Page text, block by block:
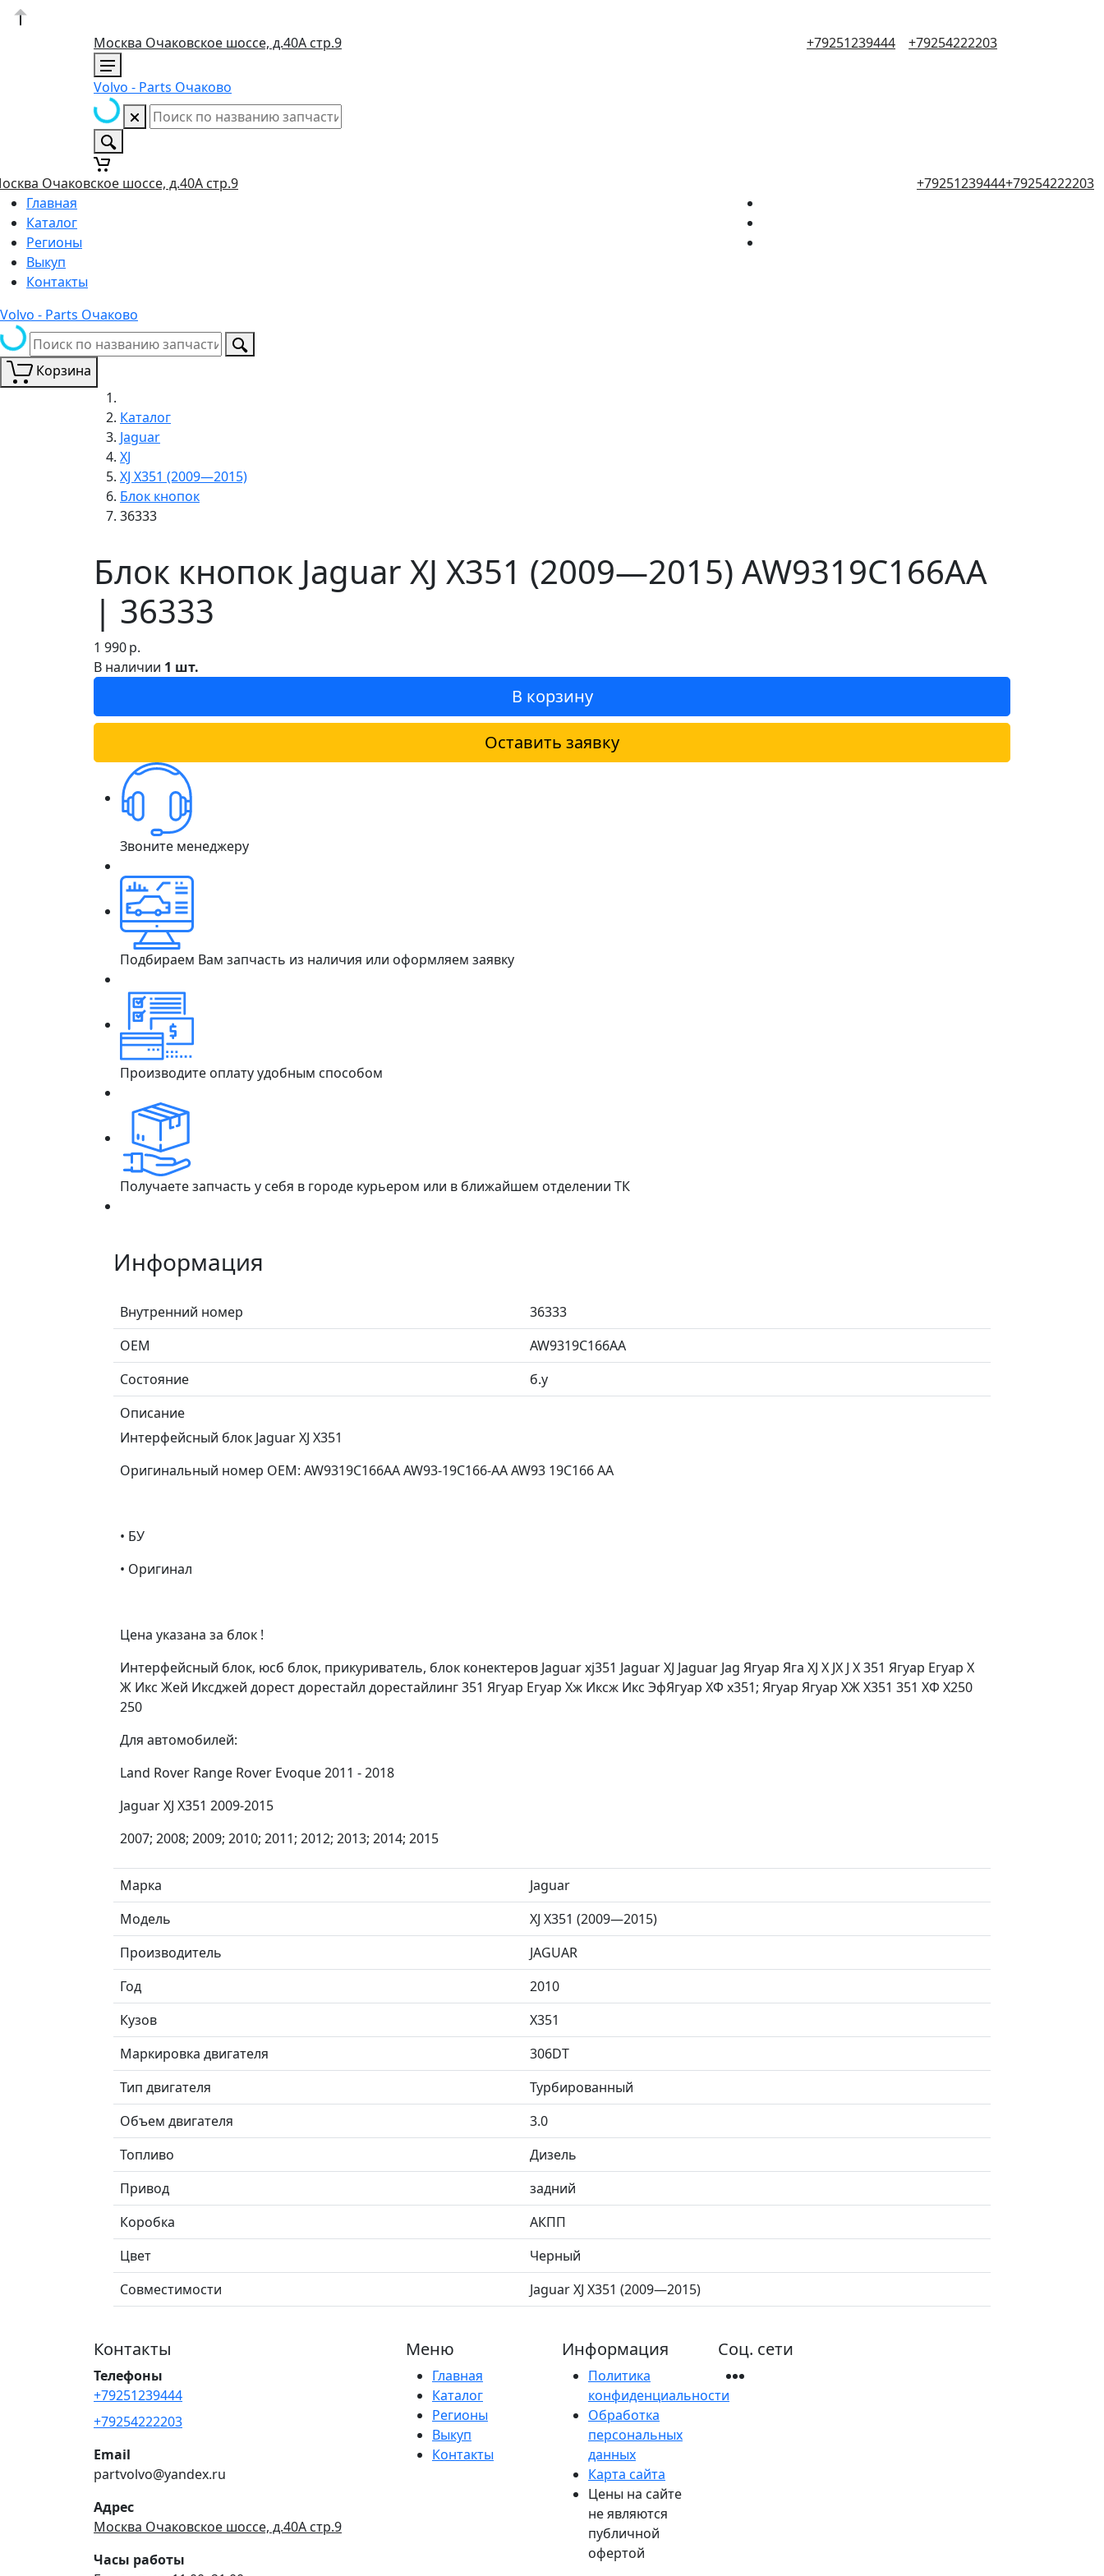
Москва Очаковское шоссе, д.40А стр.9 +79251239444 +79254222203
Volvo - Parts Очаково
Очаковское шоссе, д.40А стр.9 +79251239444+79254222203
Главная
Каталог
Регионы
Выкуп
Контакты
Volvo - Parts Очаково
Корзина
Каталог
Jaguar
XJ
XJ X351 (2009—2015)
Блок кнопок
36333
Блок кнопок Jaguar XJ X351 (2009—2015) AW9319C166AA
| 36333
1 990р.
В наличии 1 шт.
В корзину
Оставить заявку
Звоните менеджеру
Подбираем Вам запчасть из наличия или оформляем заявку
Производите оплату удобным способом
Получаете запчасть у себя в городе курьером или в ближайшем отделении ТК
Информация
Внутренний номер
36333
ОЕМ
AW9319C166AA
Состояние
б.у
Описание
Интерфейсный блок Jaguar XJ X351
Оригинальный номер OEM: AW9319C166AA AW93-19C166-AA AW93 19C166 AA
• БУ
• Оригинал
Цена указана за блок !
Интерфейсный блок, юсб блок, прикуриватель, блок конектеров Jaguar xj351 Jaguar XJ Jaguar Jag Ягуар Яга XJ X JX J Х 351 Ягуар Егуар Х
Ж Икс Жей Иксджей дорест дорестайл дорестайлинг 351 Ягуар Егуар Хж Иксж Икс ЭфЯгуар ХФ x351; Ягуар Ягуар ХЖ Х351 351 ХФ Х250
250
Для автомобилей:
Land Rover Range Rover Evoque 2011 - 2018
Jaguar XJ X351 2009-2015
2007; 2008; 2009; 2010; 2011; 2012; 2013; 2014; 2015
Марка
Jaguar
Модель
XJ X351 (2009—2015)
Производитель
JAGUAR
Год
2010
Кузов
X351
Маркировка двигателя
306DT
Тип двигателя
Турбированный
Объем двигателя
3.0
Топливо
Дизель
Привод
задний
Коробка
АКПП
Цвет
Черный
Совместимости
Jaguar XJ X351 (2009—2015)
Контакты
Телефоны
+79251239444
+79254222203
Email
partvolvo@yandex.ru
Адрес
Москва Очаковское шоссе, д.40А стр.9
Часы работы
Меню
Главная
Каталог
Регионы
Выкуп
Контакты
Информация
Политика
конфиденциальности
Обработка
персональных
данных
Карта сайта
Цены на сайте
не являются
публичной
офертой
Соц. сети